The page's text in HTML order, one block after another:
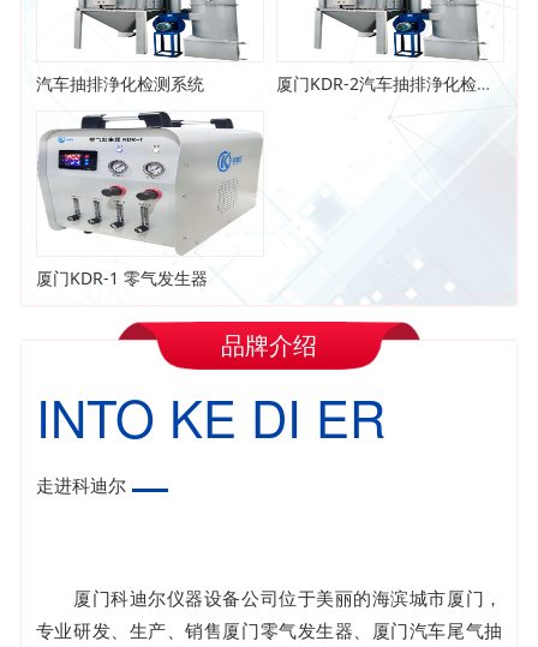
汽车抽排浄化检测系统 厦门KDR-2汽车抽排浄化检测系统
厦门KDR-1 零气发生器
品牌介绍
INTO KE DI ER
走进科迪尔
厦门科迪尔仪器设备公司位于美丽的海滨城市厦门，
专业研发、生产、销售厦门零气发生器、厦门汽车尾气抽